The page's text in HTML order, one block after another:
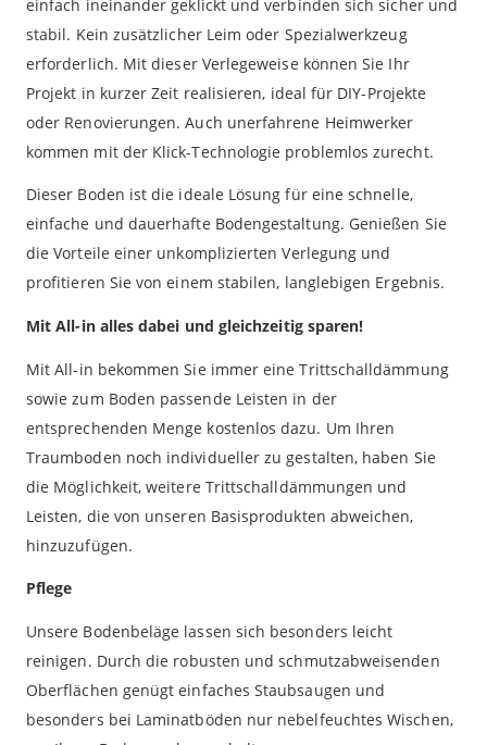
einfach ineinander geklickt und verbinden sich sicher und
stabil. Kein zusätzlicher Leim oder Spezialwerkzeug
erforderlich. Mit dieser Verlegeweise können Sie Ihr
Projekt in kurzer Zeit realisieren, ideal für DIY-Projekte
oder Renovierungen. Auch unerfahrene Heimwerker
kommen mit der Klick-Technologie problemlos zurecht.
Dieser Boden ist die ideale Lösung für eine schnelle,
einfache und dauerhafte Bodengestaltung. Genießen Sie
die Vorteile einer unkomplizierten Verlegung und
profitieren Sie von einem stabilen, langlebigen Ergebnis.
Mit All-in alles dabei und gleichzeitig sparen!
Mit All-in bekommen Sie immer eine Trittschalldämmung
sowie zum Boden passende Leisten in der
entsprechenden Menge kostenlos dazu. Um Ihren
Traumboden noch individueller zu gestalten, haben Sie
die Möglichkeit, weitere Trittschalldämmungen und
Leisten, die von unseren Basisprodukten abweichen,
hinzuzufügen.
Pflege
Unsere Bodenbeläge lassen sich besonders leicht
reinigen. Durch die robusten und schmutzabweisenden
Oberflächen genügt einfaches Staubsaugen und
besonders bei Laminatböden nur nebelfeuchtes Wischen,